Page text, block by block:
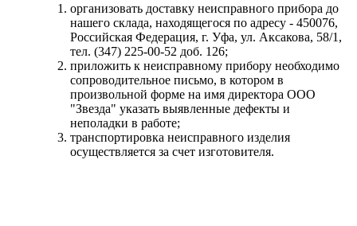
организовать доставку неисправного прибора до
нашего склада, находящегося по адресу - 450076,
Российская Федерация, г. Уфа, ул. Аксакова, 58/1,
тел. (347) 225-00-52 доб. 126;
приложить к неисправному прибору необходимо
сопроводительное письмо, в котором в
произвольной форме на имя директора ООО
"Звезда" указать выявленные дефекты и
неполадки в работе;
транспортировка неисправного изделия
осуществляется за счет изготовителя.